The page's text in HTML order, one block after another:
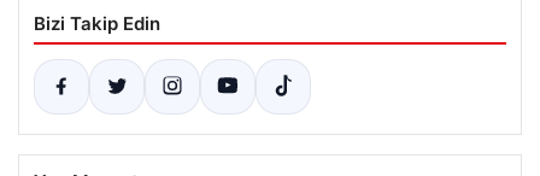
Bizi Takip Edin